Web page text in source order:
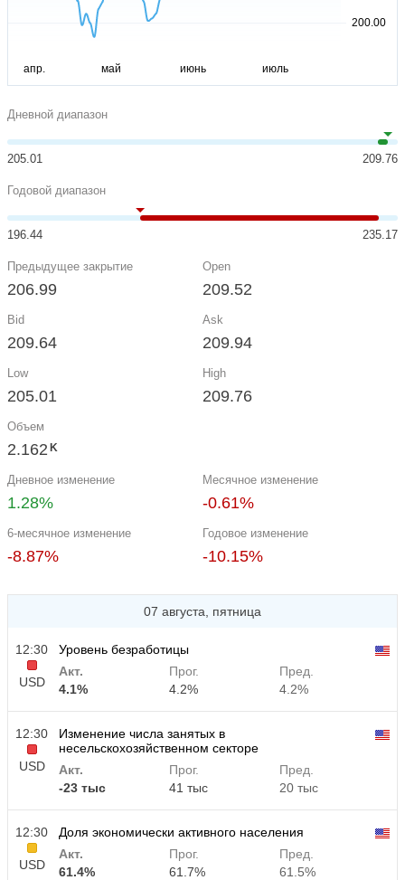
Дневной диапазон
205.01 209.76
Годовой диапазон
196.44 235.17
Предыдущее закрытие
206.99
Open
209.52
Bid
209.64
Ask
209.94
Low
205.01
High
209.76
Объем
2.162 K
Дневное изменение
1.28%
Месячное изменение
-0.61%
6-месячное изменение
-8.87%
Годовое изменение
-10.15%
07 августа, пятница
12:30
USD
Уровень безработицы
Акт.
4.1%
Прог.
4.2%
Пред.
4.2%
12:30
USD
Изменение числа занятых в
несельскохозяйственном секторе
Акт.
-23 тыс
Прог.
41 тыс
Пред.
20 тыс
12:30
USD
Доля экономически активного населения
Акт.
61.4%
Прог.
61.7%
Пред.
61.5%